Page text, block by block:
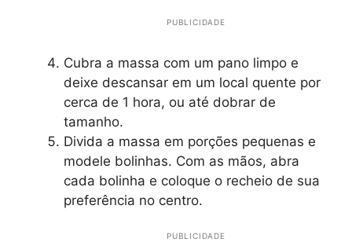
PUBLICIDADE
Cubra a massa com um pano limpo e
deixe descansar em um local quente por
cerca de 1 hora, ou até dobrar de
tamanho.
Divida a massa em porções pequenas e
modele bolinhas. Com as mãos, abra
cada bolinha e coloque o recheio de sua
preferência no centro.
PUBLICIDADE